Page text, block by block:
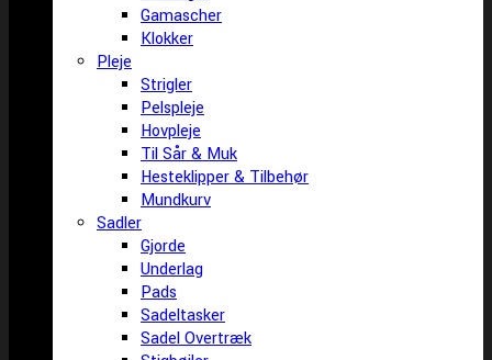
Gamascher
Klokker
Pleje
Strigler
Pelspleje
Hovpleje
Til Sår & Muk
Hesteklipper & Tilbehør
Mundkurv
Sadler
Gjorde
Underlag
Pads
Sadeltasker
Sadel Overtræk